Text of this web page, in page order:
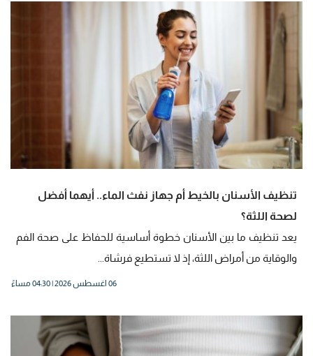
تنظيف الأسنان بالخيط أم جهاز نفث الماء.. أيهما أفضل
لصحة اللثة؟
يعد تنظيف ما بين الأسنان خطوة أساسية للحفاظ على صحة الفم
والوقاية من أمراض اللثة، إذ لا تستطيع فرشاة...
06 اغسطس 2026 | 04:30 مساءً